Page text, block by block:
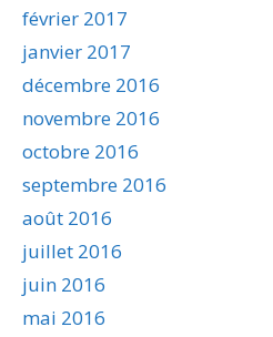
février 2017
janvier 2017
décembre 2016
novembre 2016
octobre 2016
septembre 2016
août 2016
juillet 2016
juin 2016
mai 2016